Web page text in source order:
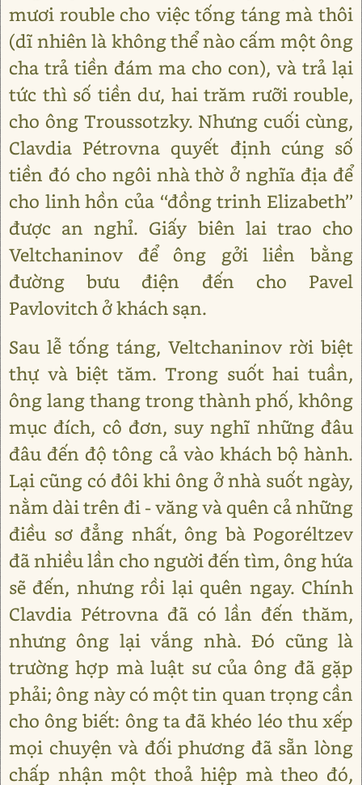
mươi rouble cho việc tống táng mà thôi
(dĩ nhiên là không thể nào cấm một ông
cha trả tiền đám ma cho con), và trả lại
tức thì số tiền dư, hai trăm rưỡi rouble,
cho ông Troussotzky. Nhưng cuối cùng,
Clavdia Pétrovna quyết định cúng số
tiền đó cho ngôi nhà thờ ở nghĩa địa để
cho linh hồn của ‘‘đồng trinh Elizabeth’’
được an nghỉ. Giấy biên lai trao cho
Veltchaninov để ông gởi liền bằng
đường bưu điện đến cho Pavel
Pavlovitch ở khách sạn.
Sau lễ tống táng, Veltchaninov rời biệt
thự và biệt tăm. Trong suốt hai tuần,
ông lang thang trong thành phố, không
mục đích, cô đơn, suy nghĩ những đâu
đâu đến độ tông cả vào khách bộ hành.
Lại cũng có đôi khi ông ở nhà suốt ngày,
nằm dài trên đi - văng và quên cả những
điều sơ đẳng nhất, ông bà Pogoréltzev
đã nhiều lần cho người đến tìm, ông hứa
sẽ đến, nhưng rồi lại quên ngay. Chính
Clavdia Pétrovna đã có lần đến thăm,
nhưng ông lại vắng nhà. Đó cũng là
trường hợp mà luật sư của ông đã gặp
phải; ông này có một tin quan trọng cần
cho ông biết: ông ta đã khéo léo thu xếp
mọi chuyện và đối phương đã sẵn lòng
chấp nhận một thoả hiệp mà theo đó,